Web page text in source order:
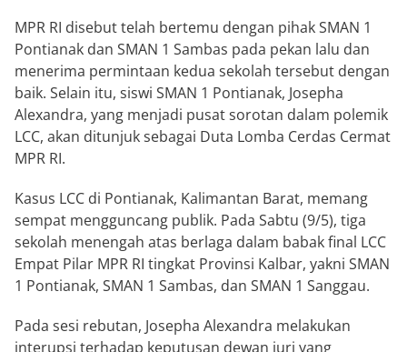
MPR RI disebut telah bertemu dengan pihak SMAN 1
Pontianak dan SMAN 1 Sambas pada pekan lalu dan
menerima permintaan kedua sekolah tersebut dengan
baik. Selain itu, siswi SMAN 1 Pontianak, Josepha
Alexandra, yang menjadi pusat sorotan dalam polemik
LCC, akan ditunjuk sebagai Duta Lomba Cerdas Cermat
MPR RI.
Kasus LCC di Pontianak, Kalimantan Barat, memang
sempat mengguncang publik. Pada Sabtu (9/5), tiga
sekolah menengah atas berlaga dalam babak final LCC
Empat Pilar MPR RI tingkat Provinsi Kalbar, yakni SMAN
1 Pontianak, SMAN 1 Sambas, dan SMAN 1 Sanggau.
Pada sesi rebutan, Josepha Alexandra melakukan
interupsi terhadap keputusan dewan juri yang